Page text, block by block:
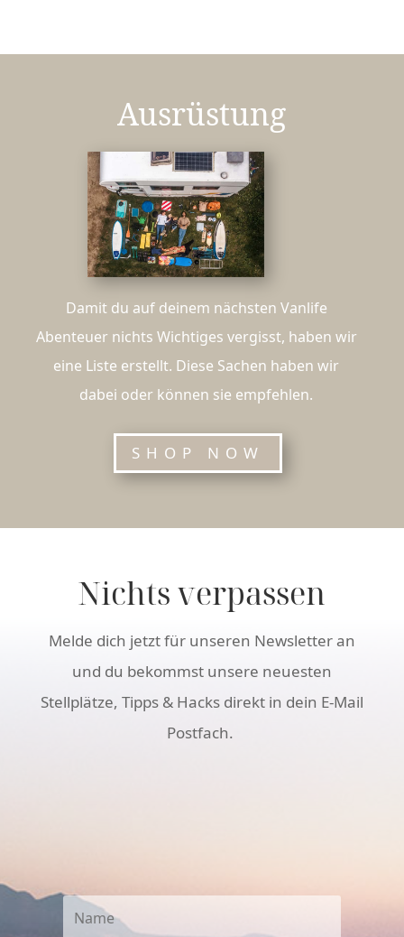
Ausrüstung
Damit du auf deinem nächsten Vanlife
Abenteuer nichts Wichtiges vergisst, haben wir
eine Liste erstellt. Diese Sachen haben wir
dabei oder können sie empfehlen.
SHOP NOW
Nichts verpassen
Melde dich jetzt für unseren Newsletter an
und du bekommst unsere neuesten
Stellplätze, Tipps & Hacks direkt in dein E-Mail
Postfach.